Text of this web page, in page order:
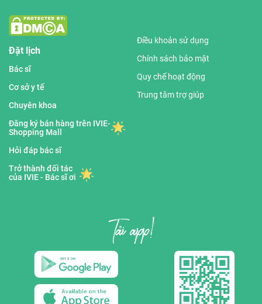
Đặt lịch
Bác sĩ
Cơ sở y tế
Chuyên khoa
Đăng ký bán hàng trên IVIE-
Shopping Mall
Hỏi đáp bác sĩ
Trở thành đối tác
của IVIE - Bác sĩ ơi
Điều khoản sử dụng
Chính sách bảo mật
Quy chế hoạt động
Trung tâm trợ giúp